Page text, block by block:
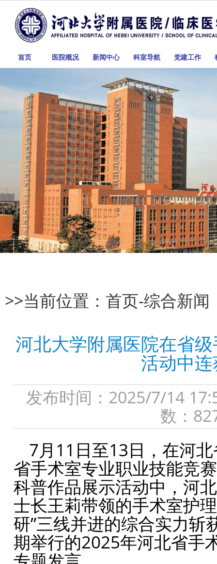
首页 医院概况 新闻中心 科室导航 党建工作
>>当前位置： 首页-综合新闻
河北大学附属医院在省
活动中
发布时间：2025/7/
数：
7月11日至13日，在河
省手术室专业职业技能竞
科普作品展示活动中，河
士长王莉带领的手术室护
研”三线并进的综合实力斩
期举行的2025年河北省手